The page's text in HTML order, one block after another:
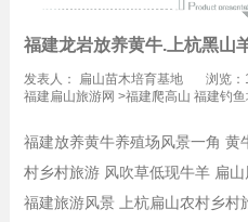
福建龙岩放养黄牛.上杭黑山
发表人： 扁山苗木培育基地 浏览：
12:00
福建扁山旅游网 >福建爬高山 福建钓
福建放养黄牛养殖场风景一角 黄
村乡村旅游 风吹草低现牛羊 扁
福建旅游风景 上杭扁山农村乡村